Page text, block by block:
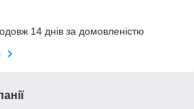
14 днів за домовленістю